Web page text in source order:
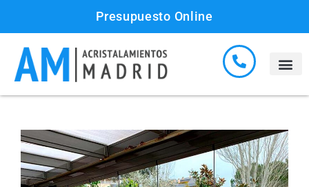
Presupuesto Online